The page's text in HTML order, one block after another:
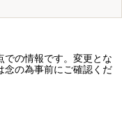
の情報です。変更とな
念の為事前にご確認くだ